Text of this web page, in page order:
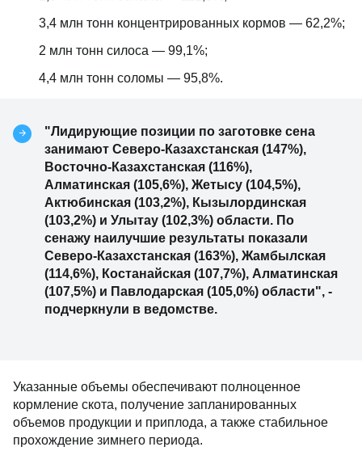
3,4 млн тонн концентрированных кормов — 62,2%;
2 млн тонн силоса — 99,1%;
4,4 млн тонн соломы — 95,8%.
"Лидирующие позиции по заготовке сена
занимают Северо-Казахстанская (147%),
Восточно-Казахстанская (116%),
Алматинская (105,6%), Жетысу (104,5%),
Актюбинская (103,2%), Кызылординская
(103,2%) и Улытау (102,3%) области. По
сенажу наилучшие результаты показали
Северо-Казахстанская (163%), Жамбылская
(114,6%), Костанайская (107,7%), Алматинская
(107,5%) и Павлодарская (105,0%) области", -
подчеркнули в ведомстве.
Указанные объемы обеспечивают полноценное
кормление скота, получение запланированных
объемов продукции и приплода, а также стабильное
прохождение зимнего периода.